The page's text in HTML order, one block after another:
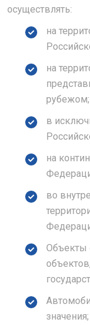
осуществлять:
на
на
рубежом;
в
на
во
Объекты